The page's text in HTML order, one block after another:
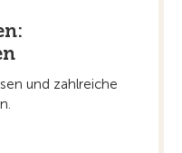
und zahlreiche